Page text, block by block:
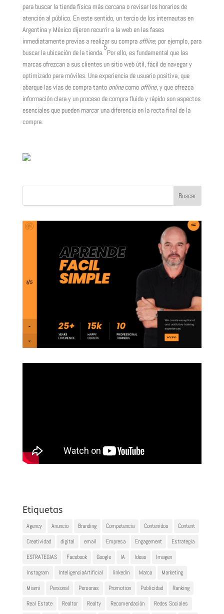
para buscar la tienda física más cercana o revisar los horarios de
atención al público. En este sentido, un tercio de los internautas en
Argentina y México dijeron recurrir a la web en las fases
inmediatamente previas a realizar su compra offline, por ejemplo, para
buscar la ubicación de la tienda.
5
Por ello, es fundamental que las
marcas ofrezcan a sus clientes un sitio web útil, fácil de navegar y
optimizado para móviles. Una experiencia de usuario positiva, que
abarque las vías de compra tanto onlinecomo offline, y que ofrezca
información clara y un proceso de compra fluido y rápido son aspectos
esenciales que pueden marcar una diferencia en la recta final de la
compra.
Etiquetas
Agency Anuncio Branding Competencia Contenidos
Content
Creatividad
digital email Empresa Engagement
Estrategia
ESTRATEGIAS
Facebook Google IA Ideas
Imagen
Instagram
InteligenciaArtificial linkedin Marca
Marketing
Miami
Personal Personas Promotion Publicidad
Ranking
Real Estate
Realtor Realty Recomendación
Redes Sociales